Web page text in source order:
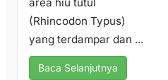
(Rhincodon Typus)
yang terdampar dan ...
Baca Selanjutnya